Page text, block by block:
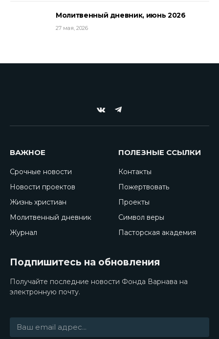
Молитвенный дневник, июнь 2026
27 мая, 2026
VKontakte
Telegram
ВАЖНОЕ
Срочные новости
Новости проектов
Жизнь христиан
Молитвенный дневник
Журнал
ПОЛЕЗНЫЕ ССЫЛКИ
Контакты
Пожертвовать
Проекты
Символ веры
Пасторская академия
Подпишитесь на обновления
Получайте последние новости Фонда Варнава на
электронную почту.